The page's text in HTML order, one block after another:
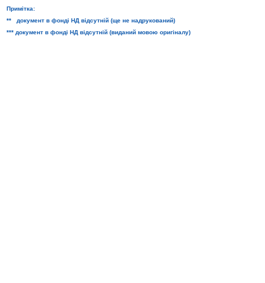
Примітка:
** документ в фонді НД відсутній (ще не надрукований)
*** документ в фонді НД відсутній (виданий мовою оригіналу)